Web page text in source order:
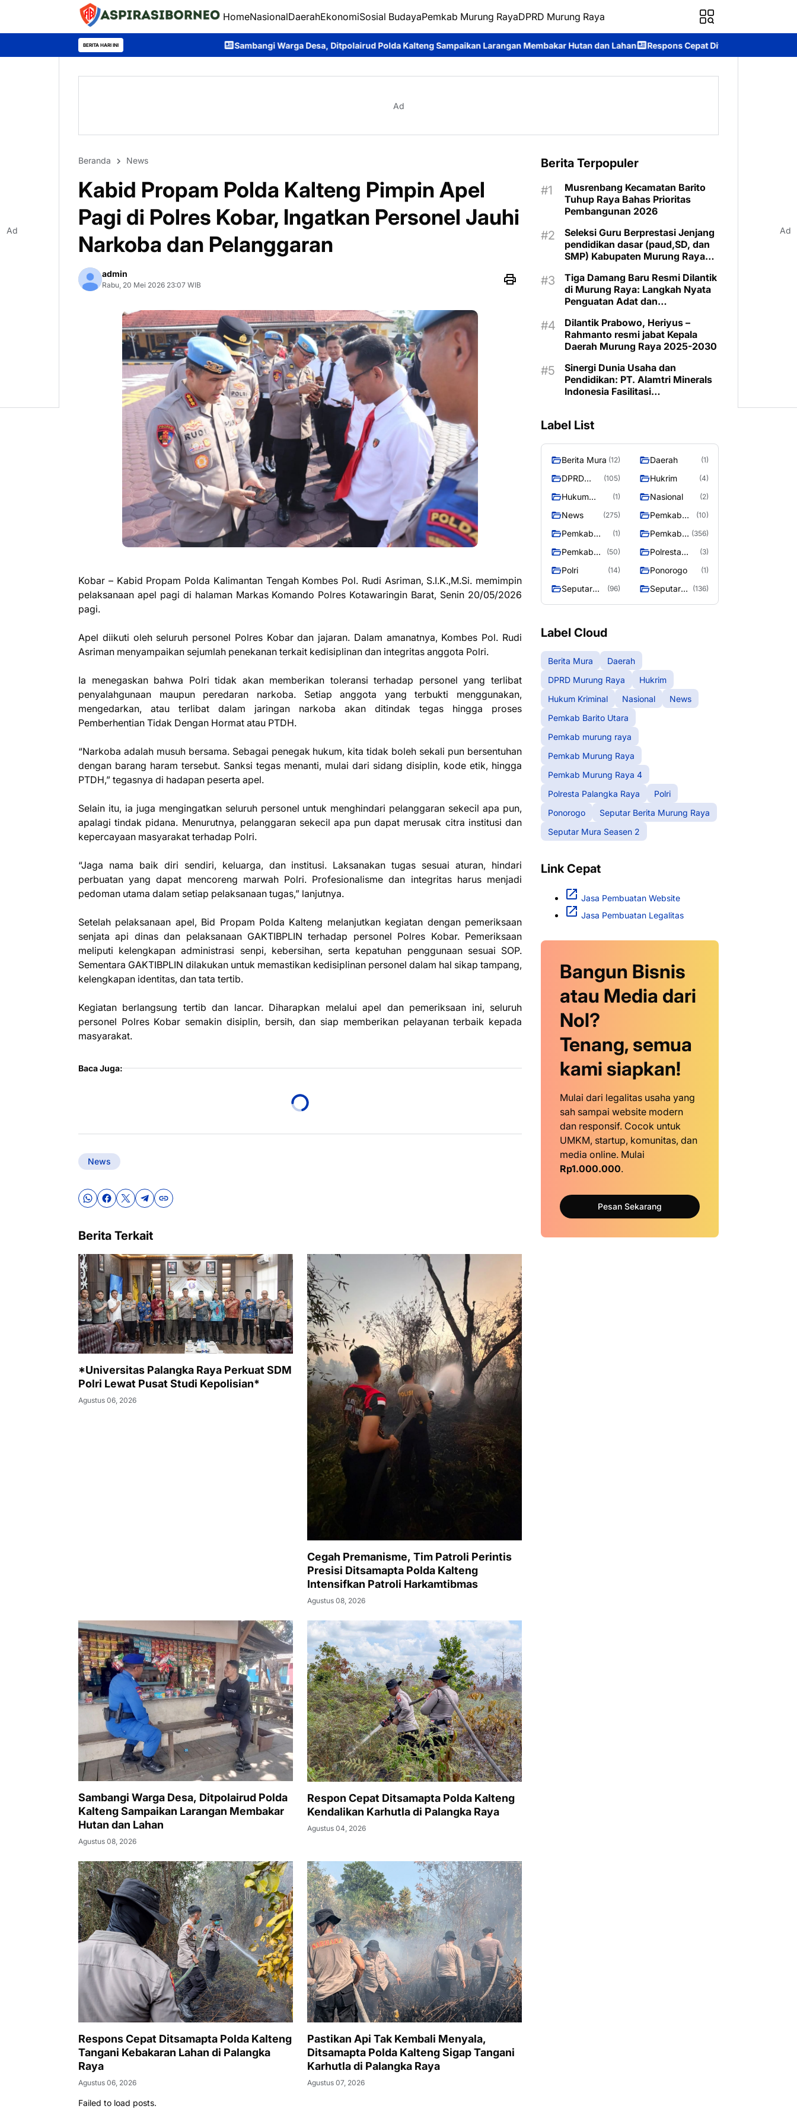
HomeNasionalDaerahEkonomiSosial BudayaPemkab Murung RayaDPRD Murung Raya
BERITA HARI INI Sambangi Warga Desa, Ditpolairud Polda Kalteng Sampaikan Larangan Membakar Hutan dan Lahan Respons Cepat Ditsamapta Polda Kalteng Tangani Karhutla di
Ad
Beranda News
Kabid Propam Polda Kalteng Pimpin Apel
Pagi di Polres Kobar, Ingatkan Personel Jauhi
Narkoba dan Pelanggaran
admin
Rabu, 20 Mei 2026 23:07 WIB
‎Kobar – Kabid Propam Polda Kalimantan Tengah Kombes Pol. Rudi Asriman, S.I.K.,M.Si. memimpin
pelaksanaan apel pagi di halaman Markas Komando Polres Kotawaringin Barat, Senin 20/05/2026
pagi.
‎Apel diikuti oleh seluruh personel Polres Kobar dan jajaran. Dalam amanatnya, Kombes Pol. Rudi
Asriman menyampaikan sejumlah penekanan terkait kedisiplinan dan integritas anggota Polri.
‎Ia menegaskan bahwa Polri tidak akan memberikan toleransi terhadap personel yang terlibat
penyalahgunaan maupun peredaran narkoba. Setiap anggota yang terbukti menggunakan,
mengedarkan, atau terlibat dalam jaringan narkoba akan ditindak tegas hingga proses
Pemberhentian Tidak Dengan Hormat atau PTDH.
‎“Narkoba adalah musuh bersama. Sebagai penegak hukum, kita tidak boleh sekali pun bersentuhan
dengan barang haram tersebut. Sanksi tegas menanti, mulai dari sidang disiplin, kode etik, hingga
PTDH,” tegasnya di hadapan peserta apel.
‎Selain itu, ia juga mengingatkan seluruh personel untuk menghindari pelanggaran sekecil apa pun,
apalagi tindak pidana. Menurutnya, pelanggaran sekecil apa pun dapat merusak citra institusi dan
kepercayaan masyarakat terhadap Polri.
‎“Jaga nama baik diri sendiri, keluarga, dan institusi. Laksanakan tugas sesuai aturan, hindari
perbuatan yang dapat mencoreng marwah Polri. Profesionalisme dan integritas harus menjadi
pedoman utama dalam setiap pelaksanaan tugas,” lanjutnya.
‎Setelah pelaksanaan apel, Bid Propam Polda Kalteng melanjutkan kegiatan dengan pemeriksaan
senjata api dinas dan pelaksanaan GAKTIBPLIN terhadap personel Polres Kobar. Pemeriksaan
meliputi kelengkapan administrasi senpi, kebersihan, serta kepatuhan penggunaan sesuai SOP.
Sementara GAKTIBPLIN dilakukan untuk memastikan kedisiplinan personel dalam hal sikap tampang,
kelengkapan identitas, dan tata tertib.
‎Kegiatan berlangsung tertib dan lancar. Diharapkan melalui apel dan pemeriksaan ini, seluruh
personel Polres Kobar semakin disiplin, bersih, dan siap memberikan pelayanan terbaik kepada
masyarakat.
Baca Juga:
News
Berita Terkait
*Universitas Palangka Raya Perkuat SDM
Polri Lewat Pusat Studi Kepolisian*
Agustus 06, 2026
Cegah Premanisme, Tim Patroli Perintis
Presisi Ditsamapta Polda Kalteng
Intensifkan Patroli Harkamtibmas
Agustus 08, 2026
Sambangi Warga Desa, Ditpolairud Polda
Kalteng Sampaikan Larangan Membakar
Hutan dan Lahan
Agustus 08, 2026
Respon Cepat Ditsamapta Polda Kalteng
Kendalikan Karhutla di Palangka Raya
Agustus 04, 2026
Respons Cepat Ditsamapta Polda Kalteng
Tangani Kebakaran Lahan di Palangka
Raya
Agustus 06, 2026
Pastikan Api Tak Kembali Menyala,
Ditsamapta Polda Kalteng Sigap Tangani
Karhutla di Palangka Raya
Agustus 07, 2026
Failed to load posts.
Berita Terpopuler
Musrenbang Kecamatan Barito
Tuhup Raya Bahas Prioritas
Pembangunan 2026
Seleksi Guru Berprestasi Jenjang
pendidikan dasar (paud,SD, dan
SMP) Kabupaten Murung Raya
Tiga Damang Baru Resmi Dilantik
di Murung Raya: Langkah Nyata
Penguatan Adat dan
Dilantik Prabowo, Heriyus –
Rahmanto resmi jabat Kepala
Daerah Murung Raya 2025-2030
Sinergi Dunia Usaha dan
Pendidikan: PT. Alamtri Minerals
Indonesia Fasilitasi
Label List
Berita Mura (12) Daerah (1)
DPRD
Raya
(105) Hukrim (4)
Hukum
(1) Nasional (2)
News (275)
Pemkab
Barito Utara
(10)
Pemkab
murung raya
(1)
Pemkab
Raya
(356)
Pemkab
Raya 4
(50)
Polresta
Raya
(3)
Polri (14) Ponorogo (1)
Seputar
Raya
(96)
Seputar
(136)
Label Cloud
Berita Mura
Daerah
DPRD Murung Raya
Hukrim
Hukum Kriminal
Nasional
News
Pemkab Barito Utara
Pemkab murung raya
Pemkab Murung Raya
Pemkab Murung Raya 4
Polresta Palangka Raya
Polri
Ponorogo
Seputar Berita Murung Raya
Seputar Mura Seasen 2
Link Cepat
Jasa Pembuatan Website
Jasa Pembuatan Legalitas
Bangun Bisnis
atau Media dari
Nol?
Tenang, semua
kami siapkan!
Mulai dari legalitas usaha yang
sah sampai website modern
dan responsif. Cocok untuk
UMKM, startup, komunitas, dan
media online. Mulai
Rp1.000.000.
Pesan Sekarang
Ad Ad